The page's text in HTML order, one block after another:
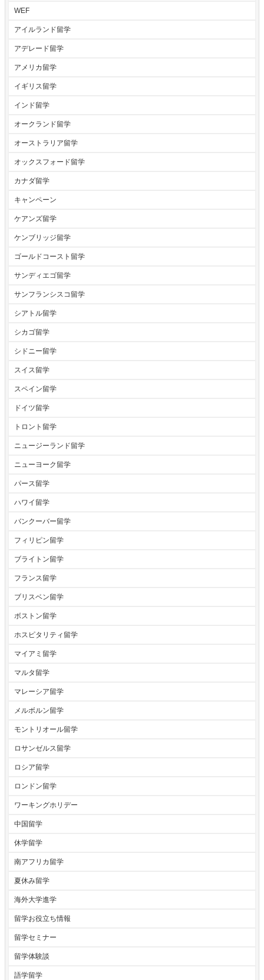
WEF
アイルランド留学
アデレード留学
アメリカ留学
イギリス留学
インド留学
オークランド留学
オーストラリア留学
オックスフォード留学
カナダ留学
キャンペーン
ケアンズ留学
ケンブリッジ留学
ゴールドコースト留学
サンディエゴ留学
サンフランシスコ留学
シアトル留学
シカゴ留学
シドニー留学
スイス留学
スペイン留学
ドイツ留学
トロント留学
ニュージーランド留学
ニューヨーク留学
パース留学
ハワイ留学
バンクーバー留学
フィリピン留学
ブライトン留学
フランス留学
ブリスベン留学
ボストン留学
ホスピタリティ留学
マイアミ留学
マルタ留学
マレーシア留学
メルボルン留学
モントリオール留学
ロサンゼルス留学
ロシア留学
ロンドン留学
ワーキングホリデー
中国留学
休学留学
南アフリカ留学
夏休み留学
海外大学進学
留学お役立ち情報
留学セミナー
留学体験談
語学留学